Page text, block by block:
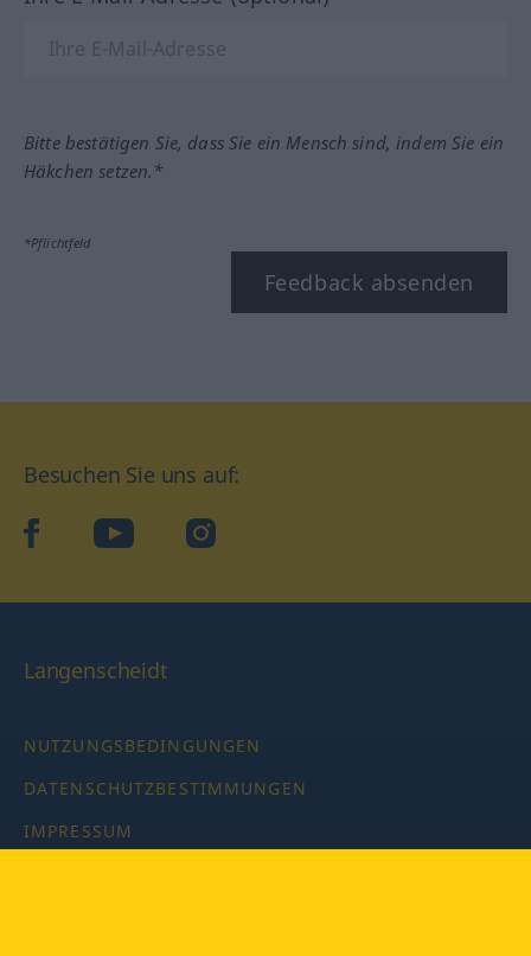
Bitte bestätigen Sie, dass Sie ein Mensch sind, indem Sie ein
Häkchen setzen.*
*Pflichtfeld
Feedback absenden
Besuchen Sie uns auf:
facebookYouTube Instagram
Langenscheidt
NUTZUNGSBEDINGUNGEN
DATENSCHUTZBESTIMMUNGEN
IMPRESSUM